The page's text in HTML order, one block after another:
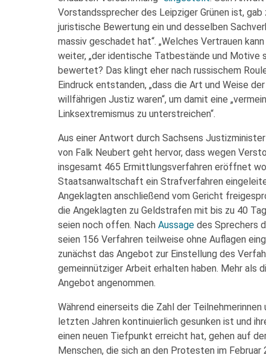
Vorstandssprecher des Leipziger Grünen ist,
juristische Bewertung ein und desselben
massiv geschadet hat“. „Welches Vertrauen
weiter, „der identische Tatbestände und Motive
bewertet? Das klingt eher nach russischem
Eindruck entstanden, „dass die Art und Weise
willfährigen Justiz waren“, um damit eine
Linksextremismus zu unterstreichen“.
Aus einer Antwort durch Sachsens Justizminister
von Falk Neubert geht hervor, dass wegen
insgesamt 465 Ermittlungsverfahren eröffnet
Staatsanwaltschaft ein Strafverfahren
Angeklagten anschließend vom Gericht
die Angeklagten zu Geldstrafen mit bis zu 40
seien noch offen. Nach Aussage des Sprechers
seien 156 Verfahren teilweise ohne Auflagen
zunächst das Angebot zur Einstellung des
gemeinnütziger Arbeit erhalten haben. Mehr als
Angebot angenommen.
Während einerseits die Zahl der
letzten Jahren kontinuierlich gesunken ist und
einen neuen Tiefpunkt erreicht hat, gehen auf
Menschen, die sich an den Protesten im